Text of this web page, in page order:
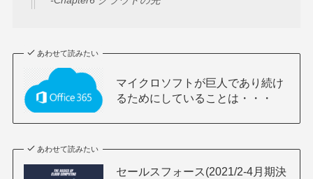
あわせて読みたい
マイクロソフトが巨人であり続け
るためにしていることは・・・
あわせて読みたい
セールスフォース(2021/2-4月期決